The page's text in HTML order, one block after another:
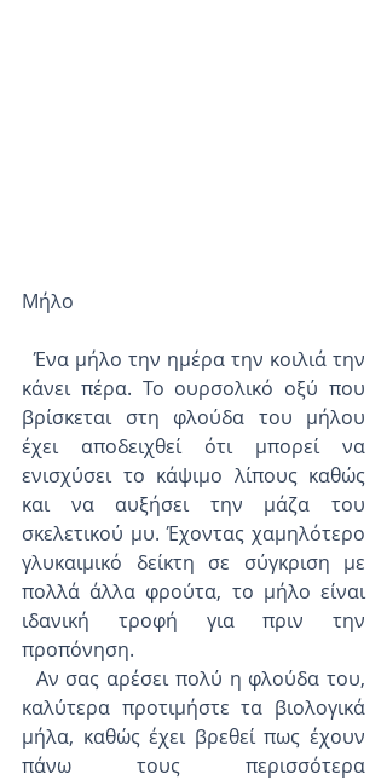
Μήλο
  Ένα μήλο την ημέρα την κοιλιά την
κάνει πέρα. Το ουρσολικό οξύ που
βρίσκεται στη φλούδα του μήλου
έχει αποδειχθεί ότι μπορεί να
ενισχύσει το κάψιμο λίπους καθώς
και να αυξήσει την μάζα του
σκελετικού μυ. Έχοντας χαμηλότερο
γλυκαιμικό δείκτη σε σύγκριση με
πολλά άλλα φρούτα, το μήλο είναι
ιδανική τροφή για πριν την
προπόνηση.
καλύτερα προτιμήστε τα βιολογικά
μήλα, καθώς έχει βρεθεί πως έχουν
πάνω τους περισσότερα